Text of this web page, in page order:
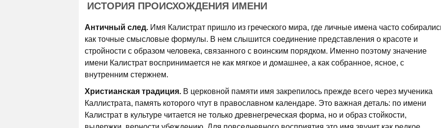
ИСТОРИЯ ПРОИСХОЖДЕНИЯ ИМЕНИ
Античный след. Имя Калистрат пришло из греческого мира, где личные имена часто
как точные смысловые формулы. В нем слышится соединение представления о красоте и
стройности с образом человека, связанного с воинским порядком. Именно поэтому значение
имени Калистрат воспринимается не как мягкое и домашнее, а как собранное, ясное, с
внутренним стержнем.
Христианская традиция. В церковной памяти имя закрепилось прежде всего через мученика
Каллистрата, память которого чтут в православном календаре. Это важная деталь: по имени
Калистрат в культуре читается не только древнегреческая форма, но и образ стойкости,